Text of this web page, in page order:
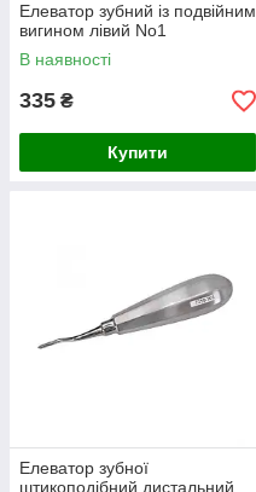
Елеватор зубний із подвійним
вигином лівий No1
В наявності
335 ₴
Купити
Елеватор зубної
штикоподібний дистальний